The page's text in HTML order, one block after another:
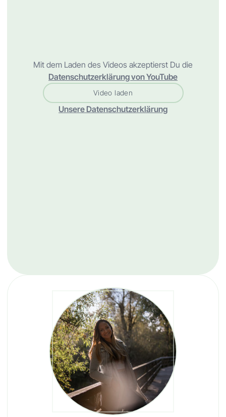
Mit dem Laden des Videos akzeptierst Du die
Datenschutzerklärung von YouTube
Video laden
Unsere Datenschutzerklärung